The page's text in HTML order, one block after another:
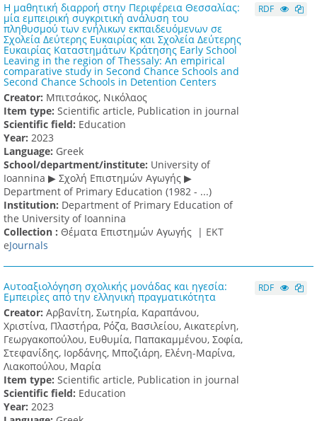
Η μαθητική διαρροή στην Περιφέρεια Θεσσαλίας:
μία εμπειρική συγκριτική ανάλυση του
πληθυσμού των ενήλικων εκπαιδευόμενων σε
Σχολεία Δεύτερης Ευκαιρίας και Σχολεία Δεύτερης
Ευκαιρίας Καταστημάτων Κράτησης Early School
Leaving in the region of Thessaly: An empirical
comparative study in Second Chance Schools and
Second Chance Schools in Detention Centers
Creator: Μπιτσάκος, Νικόλαος
Item type: Scientific article, Publication in journal
Scientific field: Education
Υear: 2023
Language: Greek
School/department/institute: University of
Ioannina ▶ Σχολή Επιστημών Αγωγής ▶
Department of Primary Education (1982 - ...)
Institution: Department of Primary Education of
the University of Ioannina
Collection : Θέματα Επιστημών Αγωγής | ΕΚΤ
eJournals
RDF
Αυτοαξιολόγηση σχολικής μονάδας και ηγεσία:
Εμπειρίες από την ελληνική πραγματικότητα
Creator: Αρβανίτη, Σωτηρία, Καραπάνου,
Χριστίνα, Πλαστήρα, Ρόζα, Βασιλείου, Αικατερίνη,
Γεωργακοπούλου, Ευθυμία, Παπακαμμένου, Σοφία,
Στεφανίδης, Ιορδάνης, Μποζιάρη, Ελένη-Μαρίνα,
Λιακοπούλου, Μαρία
Item type: Scientific article, Publication in journal
Scientific field: Education
Υear: 2023
RDF